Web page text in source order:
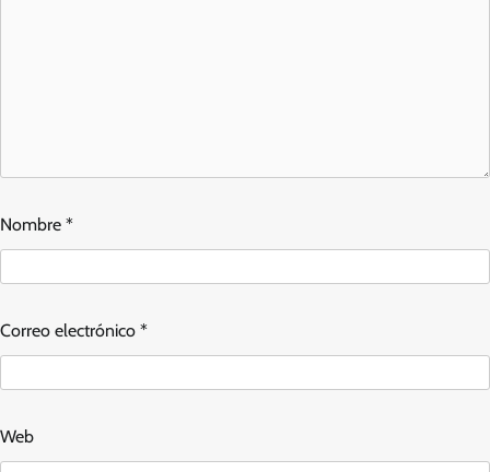
Nombre *
Correo electrónico *
Web